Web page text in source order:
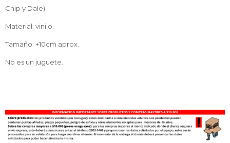
Chip y Dale)
Material: vinilo.
Tamaño: +10cm aprox.
No es un juguete.